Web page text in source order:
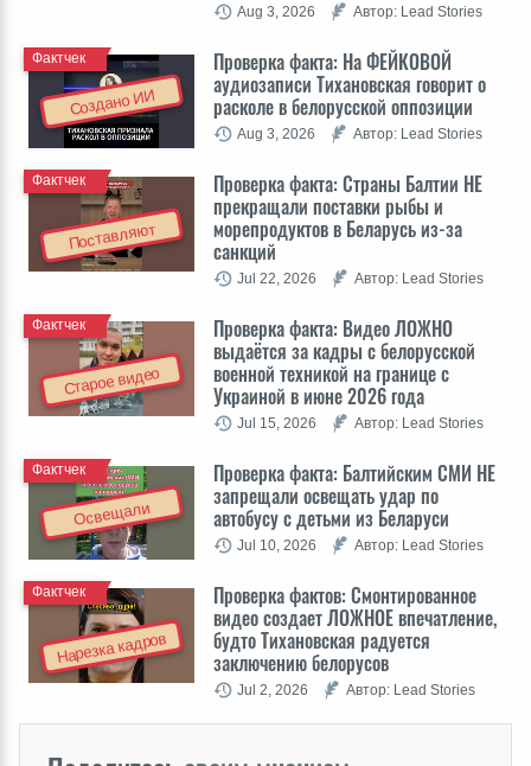
Aug 3, 2026 Автор: Lead Stories
Создано ИИ
Проверка факта: На ФЕЙКОВОЙ
аудиозаписи Тихановская говорит о
расколе в белорусской оппозиции
Фактчек
Aug 3, 2026 Автор: Lead Stories
Поставляют
Проверка факта: Cтраны Балтии НЕ
прекращали поставки рыбы и
морепродуктов в Беларусь из-за
санкций
Фактчек
Jul 22, 2026 Автор: Lead Stories
Старое видео
Проверка факта: Видео ЛОЖНО
выдаётся за кадры с белорусской
военной техникой на границе с
Украиной в июне 2026 года
Фактчек
Jul 15, 2026 Автор: Lead Stories
Освещали
Проверка факта: Балтийским СМИ НЕ
запрещали освещать удар по
автобусу с детьми из Беларуси
Фактчек
Jul 10, 2026 Автор: Lead Stories
Нарезка кадров
Проверка фактов: Cмонтированное
видео создает ЛОЖНОЕ впечатление,
будто Тихановская радуется
заключению белорусов
Фактчек
Jul 2, 2026 Автор: Lead Stories